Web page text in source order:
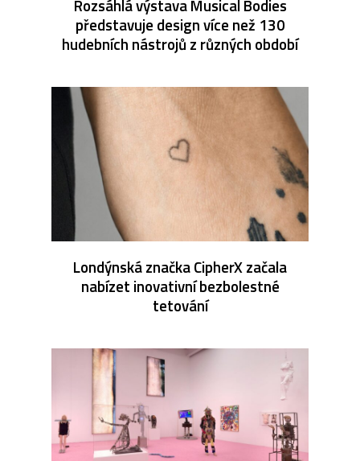
Rozsáhlá výstava Musical Bodies
představuje design více než 130
hudebních nástrojů z různých období
Londýnská značka CipherX začala
nabízet inovativní bezbolestné
tetování